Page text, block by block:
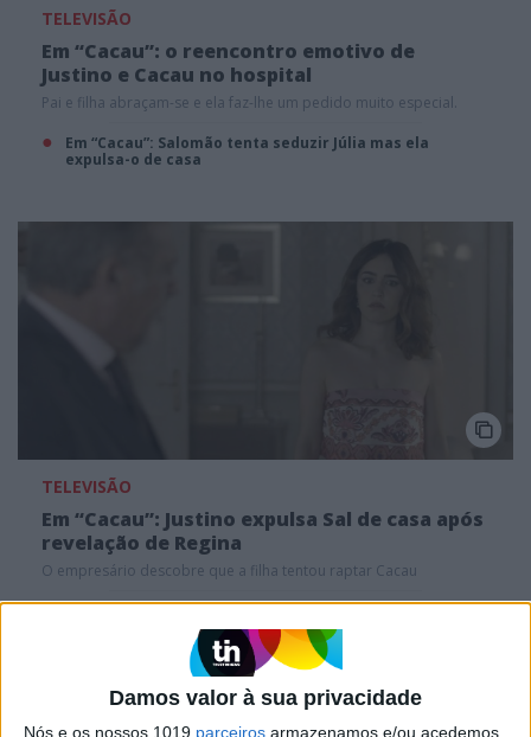
Damos valor à sua privacidade
Nós e os nossos 1019 parceiros armazenamos e/ou acedemos
TELEVISÃO
Em “Cacau”: o reencontro emotivo de
Justino e Cacau no hospital
Pai e filha abraçam-se e ela faz-lhe um pedido muito especial.
Em “Cacau”: Salomão tenta seduzir Júlia mas ela
expulsa-o de casa
TELEVISÃO
Em “Cacau”: Justino expulsa Sal de casa após
revelação de Regina
O empresário descobre que a filha tentou raptar Cacau
Em “Cacau”: Regina assume a Justino a sua verdadeira